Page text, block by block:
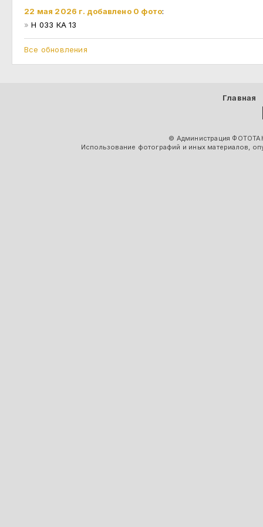
22 мая 2026 г. добавлено 0 фото:
»Н 033 КА 13
Все обновления
Главная
© Администрация
Использование фотографий и иных материалов,